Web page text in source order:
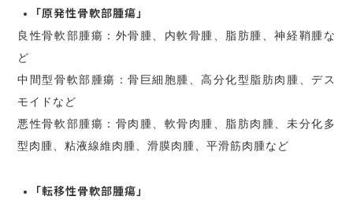
「原発性骨軟部腫瘍」
良性骨軟部腫瘍：外骨腫、内軟骨腫、脂肪腫、神経鞘腫な
ど
中間型骨軟部腫瘍：骨巨細胞腫、高分化型脂肪肉腫、デス
モイドなど
悪性骨軟部腫瘍：骨肉腫、軟骨肉腫、脂肪肉腫、未分化多
型肉腫、粘液線維肉腫、滑膜肉腫、平滑筋肉腫など
「転移性骨軟部腫瘍」